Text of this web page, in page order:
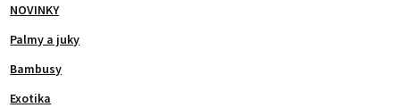
NOVINKY
Palmy a juky
Bambusy
Exotika